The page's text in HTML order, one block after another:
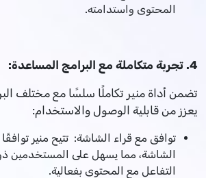
المحتوى واستدامته.
4. تجربة متكاملة مع البرامج المساعدة:
تضمن أداة منير تكاملًا سلسًا مع مختلف
يعزز من قابلية الوصول والاستخدام:
توافق مع قراء الشاشة: تتيح منير توافقًا
الشاشة، مما يسهل على المستخدمين
التفاعل مع المحتوى بفعالية.